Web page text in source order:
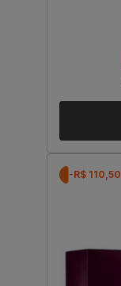
-R$ 110,50